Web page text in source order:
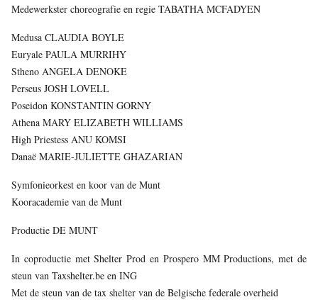
Medewerkster choreografie en regie TABATHA MCFADYEN
Medusa CLAUDIA BOYLE
Euryale PAULA MURRIHY
Stheno ANGELA DENOKE
Perseus JOSH LOVELL
Poseidon KONSTANTIN GORNY
Athena MARY ELIZABETH WILLIAMS
High Priestess ANU KOMSI
Danaë MARIE-JULIETTE GHAZARIAN
Symfonieorkest en koor van de Munt
Kooracademie van de Munt
Productie DE MUNT
In coproductie met Shelter Prod en Prospero MM Productions, met de
steun van Taxshelter.be en ING
Met de steun van de tax shelter van de Belgische federale overheid